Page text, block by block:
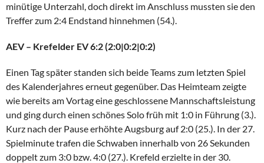
minütige Unterzahl, doch direkt im Anschluss mussten sie den
Treffer zum 2:4 Endstand hinnehmen (54.).
AEV – Krefelder EV 6:2 (2:0|0:2|0:2)
Einen Tag später standen sich beide Teams zum letzten Spiel
des Kalenderjahres erneut gegenüber. Das Heimteam zeigte
wie bereits am Vortag eine geschlossene Mannschaftsleistung
und ging durch einen schönes Solo früh mit 1:0 in Führung (3.).
Kurz nach der Pause erhöhte Augsburg auf 2:0 (25.). In der 27.
Spielminute trafen die Schwaben innerhalb von 26 Sekunden
doppelt zum 3:0 bzw. 4:0 (27.). Krefeld erzielte in der 30.